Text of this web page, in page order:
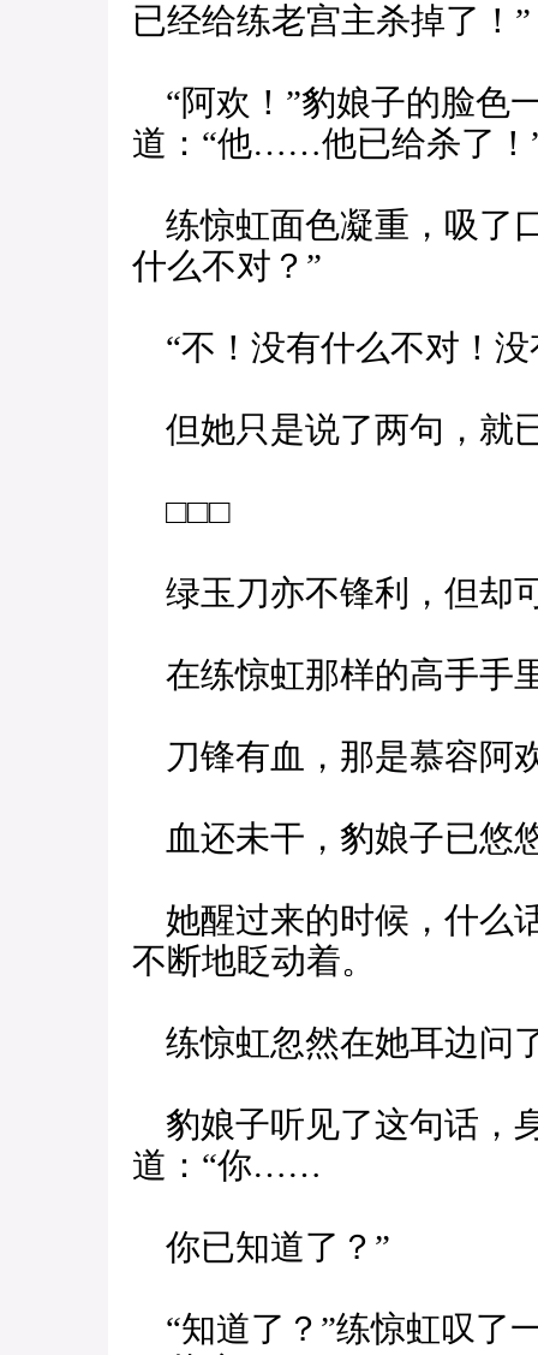
已经给练老宫主杀掉了！”
“阿欢！”豹娘子的脸色
道：“他……他已给杀了！
练惊虹面色凝重，吸了
什么不对？”
“不！没有什么不对！没
但她只是说了两句，就
□□□
绿玉刀亦不锋利，但却
在练惊虹那样的高手手
刀锋有血，那是慕容阿
血还未干，豹娘子已悠
她醒过来的时候，什么
不断地眨动着。
练惊虹忽然在她耳边问
豹娘子听见了这句话，
道：“你……
你已知道了？”
“知道了？”练惊虹叹了